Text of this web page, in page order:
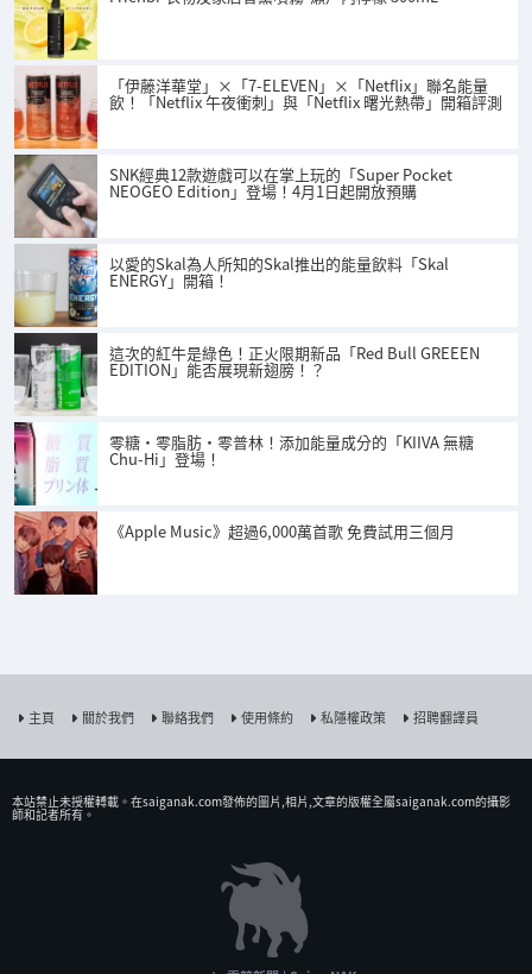
「伊藤洋華堂」×「7-ELEVEN」×「Netflix」聯名能量
飲！「Netflix 午夜衝刺」與「Netflix 曙光熱帶」開箱評測
SNK經典12款遊戲可以在掌上玩的「Super Pocket
NEOGEO Edition」登場！4月1日起開放預購
以愛的Skal為人所知的Skal推出的能量飲料「Skal
ENERGY」開箱！
這次的紅牛是綠色！正火限期新品「Red Bull GREEEN
EDITION」能否展現新翅膀！？
零糖・零脂肪・零普林！添加能量成分的「KIIVA 無糖
Chu-Hi」登場！
《Apple Music》超過6,000萬首歌 免費試用三個月
主頁 關於我們 聯絡我們 使用條約 私隱權政策 招聘翻譯員
本站禁止未授權𨍭載。在saiganak.com發佈的圖片,相片,文章的版權全屬saiganak.com的攝影
師和記者所有。